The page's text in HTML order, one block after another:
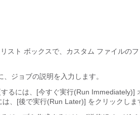
スト ボックスで、カスタム ファイルの
ジョブの説明を入力します。
るには、[今すぐ実行(Run Immediately)]
、[後で実行(Run Later)] をクリックしま